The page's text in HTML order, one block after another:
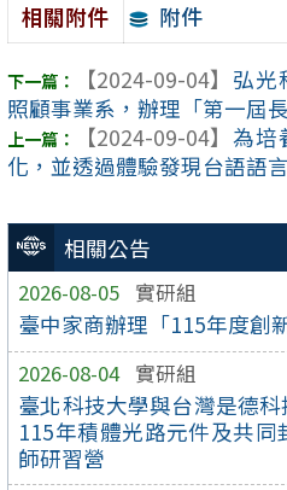
相關公告
2026-08-05 實研組
臺中家商辦理「115年度創
2026-08-04 實研組
臺北科技大學與台灣是德
115年積體光路元件及共
師研習營
相關附件 附件
【2024-09-04】 弘光
照顧事業系，辦理「第一屆
【2024-09-04】 為培
化，並透過體驗發現台語語